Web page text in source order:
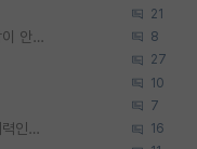
21
석박사 과정 합격하고, 컨택했던교수님이 연락이 안됩니다... 8
27
10
7
박사진학하기에 2억은 괜찮은 (?) 정도의 경제력인가요 16